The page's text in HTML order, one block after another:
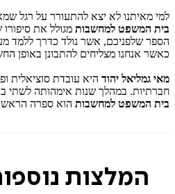
למי מאיתנו לא יצא להתעורר על רגל
בית המשפט למחשבות מגולל את
הספר שלפניכם, אשר נולד כדרך ללמד
כאשר אנחנו מצליחים להתבונן באופן
מאי גמליאל יהוד
חברתיות. במהלך שנות אימהותה לשתי
בית המשפט למחשבות הוא ספרה
המלצות